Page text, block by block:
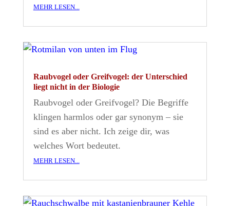
mehr lesen...
Raubvogel oder Greifvogel: der Unterschied
liegt nicht in der Biologie
Raubvogel oder Greifvogel? Die Begriffe
klingen harmlos oder gar synonym – sie
sind es aber nicht. Ich zeige dir, was
welches Wort bedeutet.
mehr lesen...